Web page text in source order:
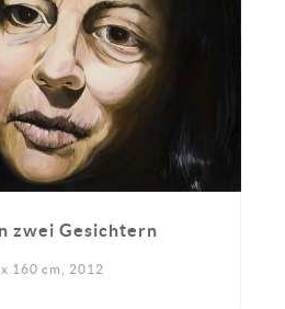
zwei Gesichtern
160 cm, 2012